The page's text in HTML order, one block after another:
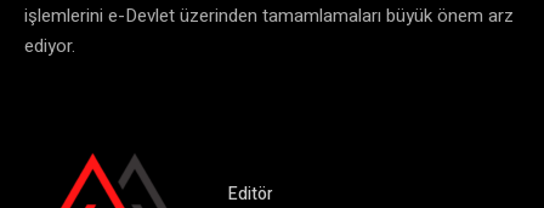
işlemlerini e-Devlet üzerinden tamamlamaları büyük önem arz
ediyor.
Editör